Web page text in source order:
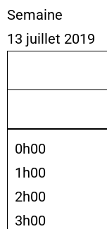
Semaine
13 juillet 2019
0h00
1h00
2h00
3h00